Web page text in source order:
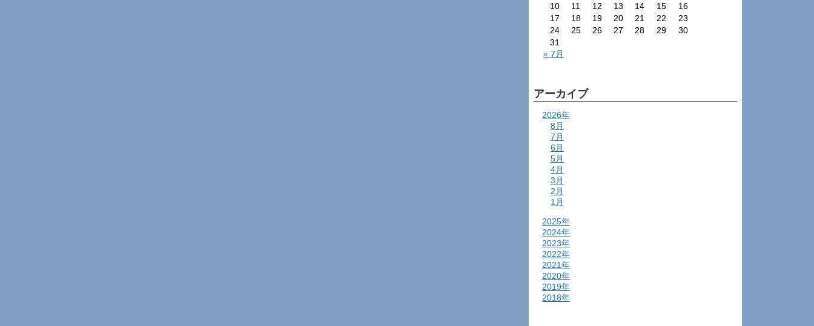
10
11 12 13 14 15
16
17
18 19 20 21 22
23
24
25 26 27 28 29
30
31
« 7月
アーカイブ
2026年
8月
7月
6月
5月
4月
3月
2月
1月
2025年
2024年
2023年
2022年
2021年
2020年
2019年
2018年